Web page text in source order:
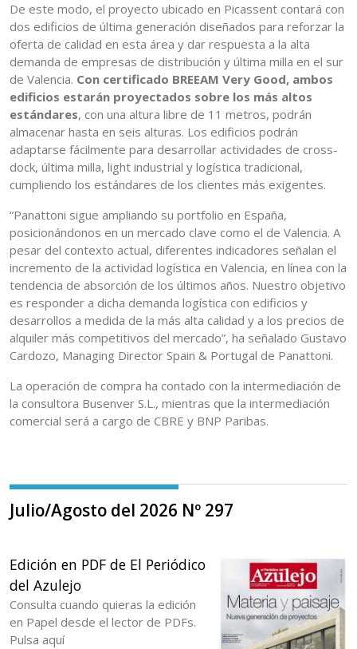
De este modo, el proyecto ubicado en Picassent contará con
dos edificios de última generación diseñados para reforzar la
oferta de calidad en esta área y dar respuesta a la alta
demanda de empresas de distribución y última milla en el sur
de Valencia. Con certificado BREEAM Very Good, ambos
edificios estarán proyectados sobre los más altos
estándares, con una altura libre de 11 metros, podrán
almacenar hasta en seis alturas. Los edificios podrán
adaptarse fácilmente para desarrollar actividades de cross-
dock, última milla, light industrial y logística tradicional,
cumpliendo los estándares de los clientes más exigentes.
“Panattoni sigue ampliando su portfolio en España,
posicionándonos en un mercado clave como el de Valencia. A
pesar del contexto actual, diferentes indicadores señalan el
incremento de la actividad logística en Valencia, en línea con la
tendencia de absorción de los últimos años. Nuestro objetivo
es responder a dicha demanda logística con edificios y
desarrollos a medida de la más alta calidad y a los precios de
alquiler más competitivos del mercado”, ha señalado Gustavo
Cardozo, Managing Director Spain & Portugal de Panattoni.
La operación de compra ha contado con la intermediación de
la consultora Busenver S.L., mientras que la intermediación
comercial será a cargo de CBRE y BNP Paribas.
Julio/Agosto del 2026 Nº 297
Edición en PDF de El Periódico
del Azulejo
Consulta cuando quieras la edición
en Papel desde el lector de PDFs.
Pulsa aquí